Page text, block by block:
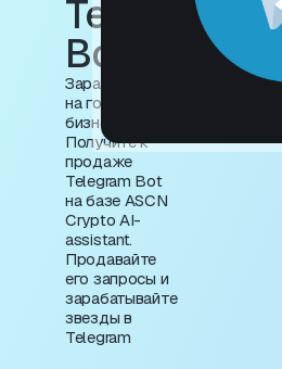
Telegram
Bot
Зарабатывайте
на готовом
бизнесе.
Получите к
продаже
Telegram Bot
на базе ASCN
Crypto AI-
assistant.
Продавайте
его запросы и
зарабатывайте
звезды в
Telegram